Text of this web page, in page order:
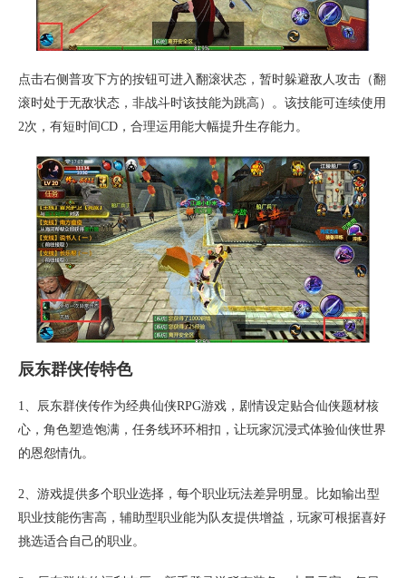
点击右侧普攻下方的按钮可进入翻滚状态，暂时躲避敌人攻击（翻
滚时处于无敌状态，非战斗时该技能为跳高）。该技能可连续使用
2次，有短时间CD，合理运用能大幅提升生存能力。
辰东群侠传特色
1、辰东群侠传作为经典仙侠RPG游戏，剧情设定贴合仙侠题材核
心，角色塑造饱满，任务线环环相扣，让玩家沉浸式体验仙侠世界
的恩怨情仇。
2、游戏提供多个职业选择，每个职业玩法差异明显。比如输出型
职业技能伤害高，辅助型职业能为队友提供增益，玩家可根据喜好
挑选适合自己的职业。